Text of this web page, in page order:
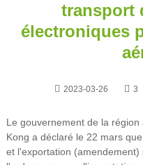
transport
électroniques
2023-03-26 3
Le gouvernement de la
Kong a déclaré le 22 mars
et l'exportation